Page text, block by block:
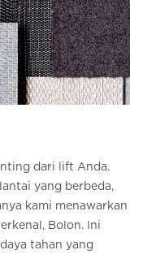
dari lift Anda.
yang berbeda,
kami menawarkan
Bolon. Ini
tahan yang